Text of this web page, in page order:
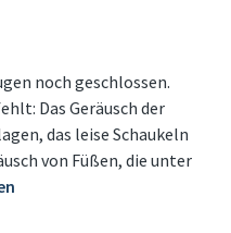
noch geschlossen.
Das Geräusch der
das leise Schaukeln
von Füßen, die unter